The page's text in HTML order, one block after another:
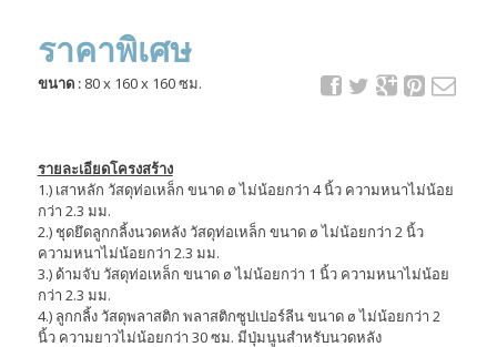
ราคาพิเศษ
ขนาด : 80 x 160 x 160 ซม.
รายละเอียดโครงสร้าง
1.) เสาหลัก วัสดุท่อเหล็ก ขนาด ø ไม่น้อยกว่า 4 นิ้ว ความหนาไม่น้อย
กว่า 2.3 มม.
2.) ชุดยึดลูกกลิ้งนวดหลัง วัสดุท่อเหล็ก ขนาด ø ไม่น้อยกว่า 2 นิ้ว
ความหนาไม่น้อยกว่า 2.3 มม.
3.) ด้ามจับ วัสดุท่อเหล็ก ขนาด ø ไม่น้อยกว่า 1 นิ้ว ความหนาไม่น้อย
กว่า 2.3 มม.
4.) ลูกกลิ้ง วัสดุพลาสติก พลาสติกซูปเปอร์ลีน ขนาด ø ไม่น้อยกว่า 2
นิ้ว ความยาวไม่น้อยกว่า 30 ซม. มีปุ่มนูนสำหรับนวดหลัง